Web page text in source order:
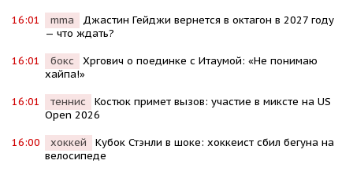
16:01 mma
Джастин Гейджи вернется в октагон в 2027 году
— что ждать?
16:01 бокс
Хргович о поединке с Итаумой: «Не понимаю
хайпа!»
16:01 теннис
Костюк примет вызов: участие в миксте на US
Open 2026
16:00 хоккей
Кубок Стэнли в шоке: хоккеист сбил бегуна на
велосипеде